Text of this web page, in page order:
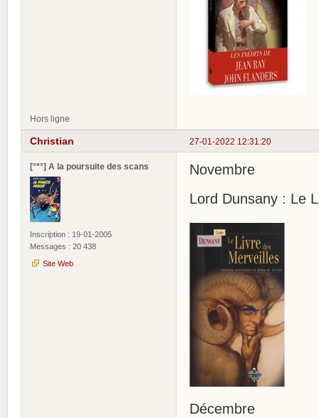
Hors ligne
27-01-2022 12:31:20
Christian
[°*°] A la poursuite des scans
Inscription : 19-01-2005
Messages : 20 438
Site Web
Novembre
Lord Dunsany : Le
Décembre